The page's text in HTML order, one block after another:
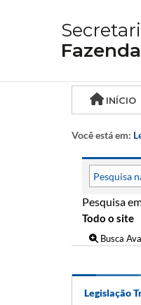
INÍCIO
Você está em:
Pesquisa
Busca
Legislação